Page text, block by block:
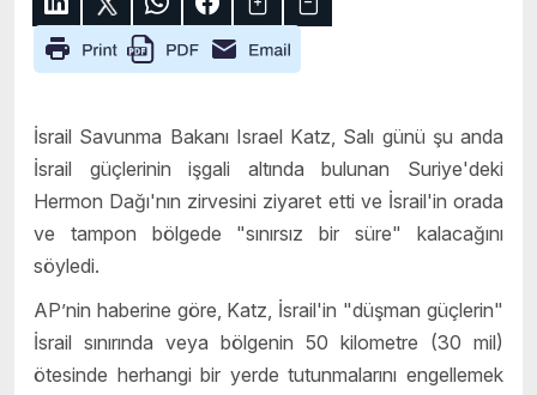
İsrail Savunma Bakanı Israel Katz, Salı günü şu anda
İsrail güçlerinin işgali altında bulunan Suriye'deki
Hermon Dağı'nın zirvesini ziyaret etti ve İsrail'in orada
ve tampon bölgede "sınırsız bir süre" kalacağını
söyledi.
AP’nin haberine göre, Katz, İsrail'in "düşman güçlerin"
İsrail sınırında veya bölgenin 50 kilometre (30 mil)
ötesinde herhangi bir yerde tutunmalarını engellemek